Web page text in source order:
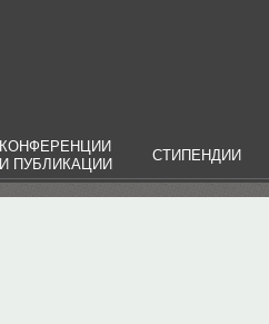
КОНФЕРЕНЦИИ
И ПУБЛИКАЦИИ
СТИПЕНДИИ